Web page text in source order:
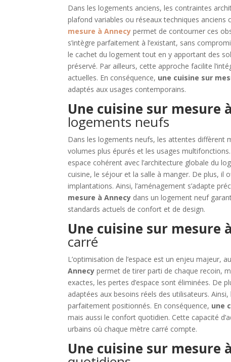
Dans les logements anciens, les contraintes
plafond variables ou réseaux techniques anciens
mesure à Annecy permet de contourner ces
s’intègre parfaitement à l’existant, sans
le cachet du logement tout en y apportant des
préservé. Par ailleurs, cette approche facilite
actuelles. En conséquence, une cuisine sur
adaptés aux usages contemporains.
Une cuisine sur mesure
logements neufs
Dans les logements neufs, les attentes diffèrent
volumes plus épurés et les usages multifonctions.
espace cohérent avec l’architecture globale du
cuisine, le séjour et la salle à manger. De plus,
implantations. Ainsi, l’aménagement s’adapte
mesure à Annecy dans un logement neuf
standards actuels de confort et de design.
Une cuisine sur mesure
carré
L’optimisation de l’espace est un enjeu majeur,
Annecy permet de tirer parti de chaque recoin,
exactes, les pertes d’espace sont éliminées. De
adaptées aux besoins réels des utilisateurs.
parfaitement positionnés. En conséquence, une
mais aussi le confort quotidien. Cette capacité
urbains où chaque mètre carré compte.
Une cuisine sur mesure